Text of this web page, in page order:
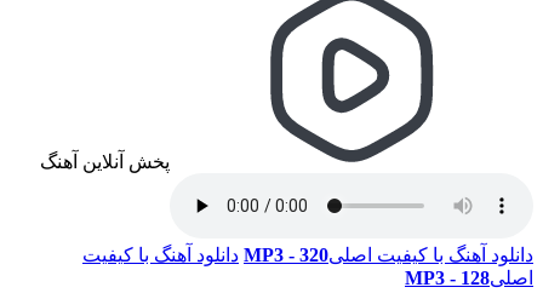
پخش آنلاین آهنگ
دانلود آهنگ با کیفیت اصلی320 - MP3
دانلود آهنگ با کیفیت
اصلی128 - MP3